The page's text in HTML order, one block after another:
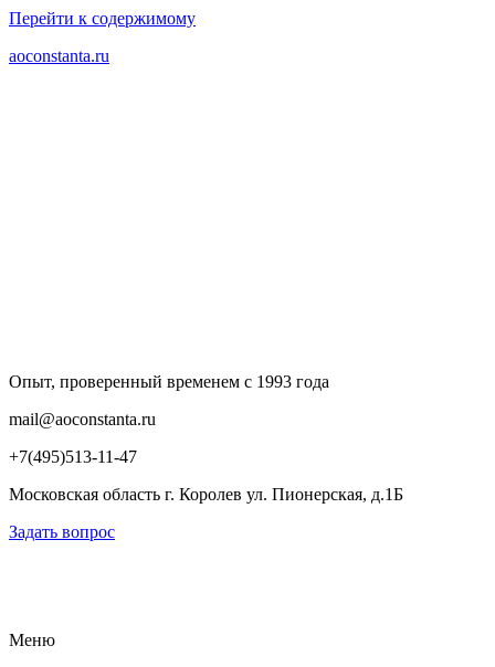
Перейти к содержимому
aoconstanta.ru
Опыт, проверенный временем с 1993 года
mail@aoconstanta.ru
+7(495)513-11-47
Московская область г. Королев ул. Пионерская, д.1Б
Задать вопрос
Меню